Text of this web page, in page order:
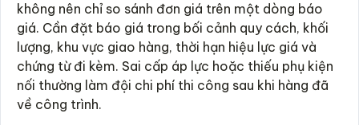
không nên chỉ so sánh đơn giá trên một dòng báo
giá. Cần đặt báo giá trong bối cảnh quy cách, khối
lượng, khu vực giao hàng, thời hạn hiệu lực giá và
chứng từ đi kèm. Sai cấp áp lực hoặc thiếu phụ kiện
nối thường làm đội chi phí thi công sau khi hàng đã
về công trình.